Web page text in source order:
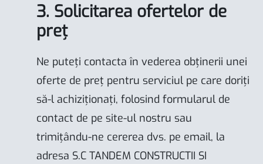
3. Solicitarea ofertelor de
preț
Ne puteți contacta în vederea obținerii unei
oferte de preț pentru serviciul pe care doriți
să-l achiziționați, folosind formularul de
contact de pe site-ul nostru sau
trimițându-ne cererea dvs. pe email, la
adresa S.C TANDEM CONSTRUCTII SI